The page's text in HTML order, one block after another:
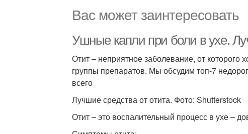
Вас может заинтересовать
Ушные капли при боли в ухе.
Отит – неприятное заболевание, от которого
группы препаратов. Мы обсудим топ-7
всего
Лучшие средства от отита. Фото: Shutterstock
Отит – это воспалительный процесс в ухе –